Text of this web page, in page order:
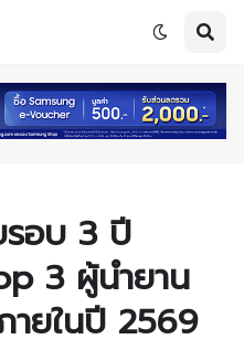
อบ 3 ปี
3 ผู้นำยาน
ายในปี 2569